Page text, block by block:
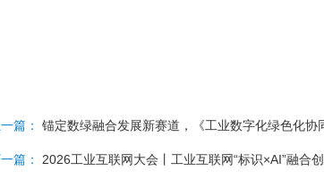
一篇： 锚定数绿融合发展新赛道，《工业数字化绿色化协
篇： 2026工业互联网大会丨工业互联网“标识×AI”融合